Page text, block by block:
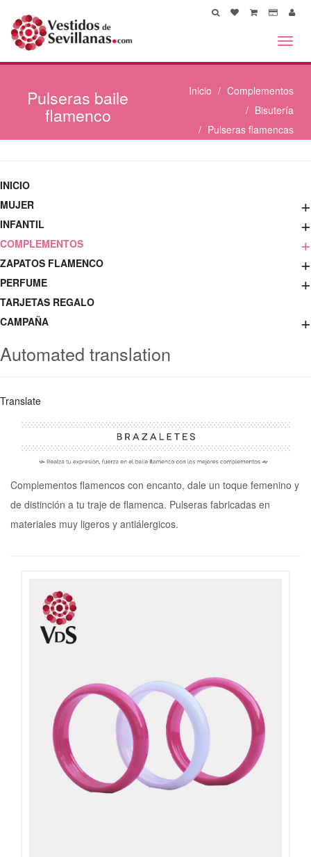
Pulseras baile
flamenco
Inicio
Complementos
Bisutería
Pulseras flamencas
INICIO
+
MUJER
+
INFANTIL
+
COMPLEMENTOS
+
ZAPATOS FLAMENCO
+
PERFUME
TARJETAS REGALO
+
CAMPAÑA
Automated translation
Translate
Complementos flamencos con encanto, dale un toque femenino y
de distinción a tu traje de flamenca. Pulseras fabricadas en
materiales muy ligeros y antiálergicos.